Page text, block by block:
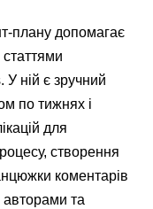
плану допомагає
статтями
У ній є зручний
по тижнях і
для
створення
коментарів
та